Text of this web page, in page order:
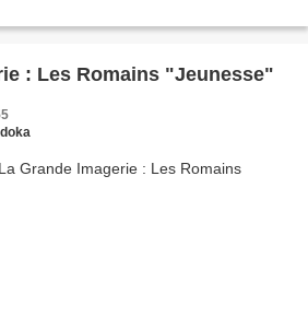
: Les Romains "Jeunesse"